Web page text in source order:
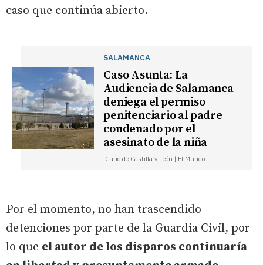
caso que continúa abierto.
SALAMANCA
Caso Asunta: La
Audiencia de Salamanca
deniega el permiso
penitenciario al padre
condenado por el
asesinato de la niña
Diario de Castilla y León | El Mundo
Por el momento, no han trascendido
detenciones por parte de la Guardia Civil, por
lo que el autor de los disparos continuaría